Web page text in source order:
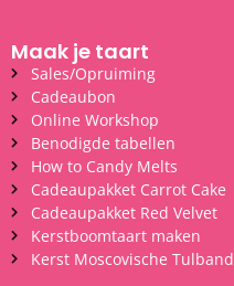
Maak je taart
Sales/Opruiming
Cadeaubon
Online Workshop
Benodigde tabellen
How to Candy Melts
Cadeaupakket Carrot Cake
Cadeaupakket Red Velvet
Kerstboomtaart maken
Kerst Moscovische Tulband